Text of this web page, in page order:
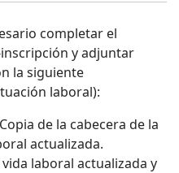
completar el
y adjuntar
la siguiente
laboral):
de la cabecera de la
actualizada.
laboral actualizada y